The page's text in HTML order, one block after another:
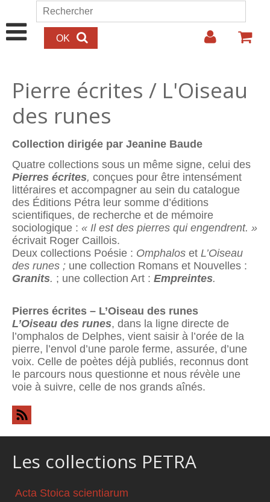
Aller au contenu principal
Formulaire de recherche
Rechercher
Pierre écrites / L'Oiseau
des runes
Collection dirigée par Jeanine Baude
Quatre collections sous un même signe, celui des
Pierres écrites, conçues pour être intensément
littéraires et accompagner au sein du catalogue
des Éditions Pétra leur somme d’éditions
scientifiques, de recherche et de mémoire
sociologique : « Il est des pierres qui engendrent. »
écrivait Roger Caillois.
Deux collections Poésie : Omphalos et L’Oiseau
des runes ; une collection Romans et Nouvelles :
Granits. ; une collection Art : Empreintes.
Pierres écrites – L’Oiseau des runes
L’Oiseau des runes, dans la ligne directe de
l’omphalos de Delphes, vient saisir à l’orée de la
pierre, l’envol d’une parole ferme, assurée, d’une
voix. Celle de poètes déjà publiés, reconnus dont
le parcours nous questionne et nous révèle une
voie à suivre, celle de nos grands aînés.
Les collections PETRA
Acta Stoica scientiarum